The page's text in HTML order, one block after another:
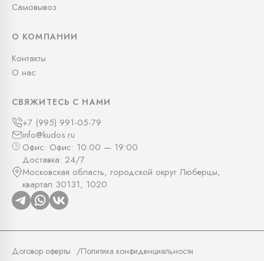
Самовывоз
О КОМПАНИИ
Контакты
О нас
СВЯЖИТЕСЬ С НАМИ
+7 (995) 991-05-79
info@kudos.ru
Офис: Офис: 10:00 — 19:00
Доставка: 24/7
Московская область, городской округ Люберцы,
квартал 30131, 1020
Договор оферты Политика конфиденциальности